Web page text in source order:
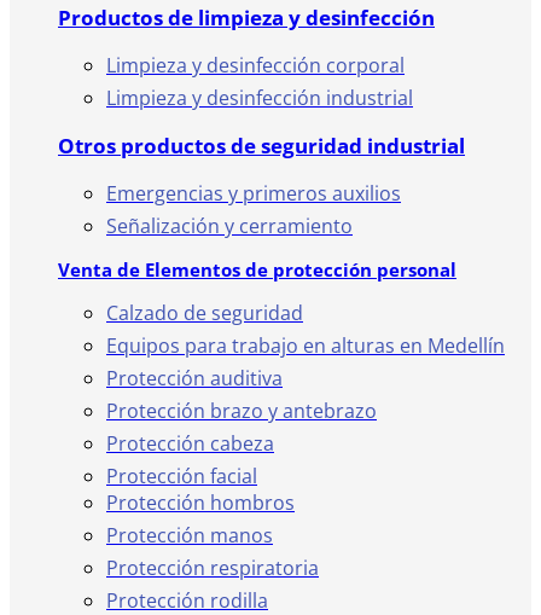
Productos de limpieza y desinfección
Limpieza y desinfección corporal
Limpieza y desinfección industrial
Otros productos de seguridad industrial
Emergencias y primeros auxilios
Señalización y cerramiento
Venta de Elementos de protección personal
Calzado de seguridad
Equipos para trabajo en alturas en Medellín
Protección auditiva
Protección brazo y antebrazo
Protección cabeza
Protección facial
Protección hombros
Protección manos
Protección respiratoria
Protección rodilla